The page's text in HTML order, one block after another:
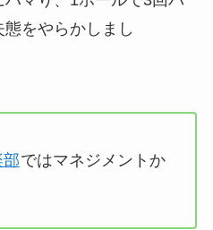
をやらかしまし
ではマネジメントか